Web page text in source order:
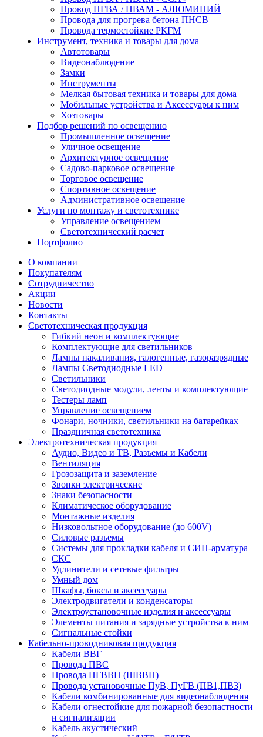
Провод ПГВА / ПВАМ - АЛЮМИНИЙ
Провода для прогрева бетона ПНСВ
Провода термостойкие РКГМ
Инструмент, техника и товары для дома
Автотовары
Видеонаблюдение
Замки
Инструменты
Мелкая бытовая техника и товары для дома
Мобильные устройства и Аксессуары к ним
Хозтовары
Подбор решений по освещению
Промышленное освещение
Уличное освещение
Архитектурное освещение
Садово-парковое освещение
Торговое освещение
Спортивное освещение
Административное освещение
Услуги по монтажу и светотехнике
Управление освещением
Светотехнический расчет
Портфолио
О компании
Покупателям
Сотрудничество
Акции
Новости
Контакты
Светотехническая продукция
Гибкий неон и комплектующие
Комплектующие для светильников
Лампы накаливания, галогенные, газоразрядные
Лампы Светодиодные LED
Светильники
Светодиодные модули, ленты и комплектующие
Тестеры ламп
Управление освещением
Фонари, ночники, светильники на батарейках
Праздничная светотехника
Электротехническая продукция
Аудио, Видео и ТВ, Разъемы и Кабели
Вентиляция
Грозозащита и заземление
Звонки электрические
Знаки безопасности
Климатическое оборудование
Монтажные изделия
Низковольтное оборудование (до 600V)
Силовые разъемы
Системы для прокладки кабеля и СИП-арматура
СКС
Удлинители и сетевые фильтры
Умный дом
Шкафы, боксы и аксессуары
Электродвигатели и конденсаторы
Электроустановочные изделия и аксессуары
Элементы питания и зарядные устройства к ним
Сигнальные стойки
Кабельно-проводниковая продукция
Кабели ВВГ
Провода ПВС
Провода ПГВВП (ШВВП)
Провода установочные ПуВ, ПуГВ (ПВ1,ПВ3)
Кабели комбинированные для видеонаблюдения
Кабели огнестойкие для пожарной безопастности
и сигнализации
Кабель акустический